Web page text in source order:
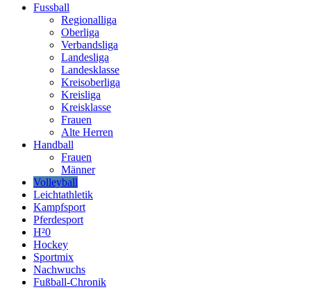
Fussball
Regionalliga
Oberliga
Verbandsliga
Landesliga
Landesklasse
Kreisoberliga
Kreisliga
Kreisklasse
Frauen
Alte Herren
Handball
Frauen
Männer
Volleyball
Leichtathletik
Kampfsport
Pferdesport
H²0
Hockey
Sportmix
Nachwuchs
Fußball-Chronik